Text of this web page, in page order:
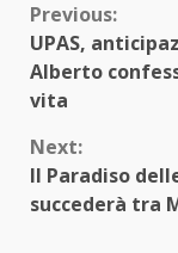
Continue
Reading
Previous:
UPAS,
Alberto
vita
Next:
Il Paradiso
succederà tra